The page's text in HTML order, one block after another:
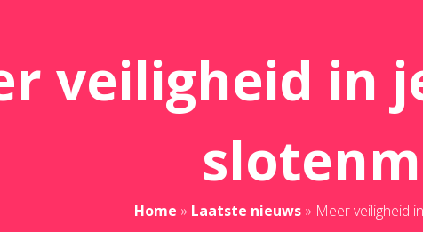
veiligheid in
Home » Laatste nieuws» Meer veiligheid